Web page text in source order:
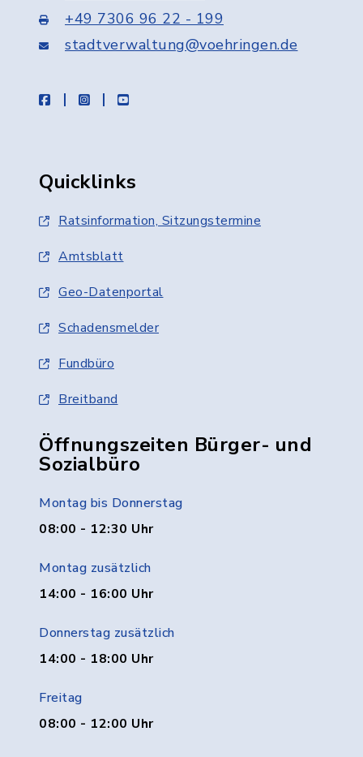
+49 7306 96 22 - 199
stadtverwaltung@voehringen.de
facebookinstagramyoutube
Quicklinks
Ratsinformation, Sitzungstermine
Amtsblatt
Geo-Datenportal
Schadensmelder
Fundbüro
Breitband
Öffnungszeiten Bürger- und
Sozialbüro
Montag bis Donnerstag
08:00 - 12:30 Uhr
Montag zusätzlich
14:00 - 16:00 Uhr
Donnerstag zusätzlich
14:00 - 18:00 Uhr
Freitag
08:00 - 12:00 Uhr